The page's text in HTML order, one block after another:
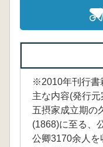
※2010年刊行書
主な内容(発行
五摂家成立期の
(1868)に至る、
公卿3170余人を